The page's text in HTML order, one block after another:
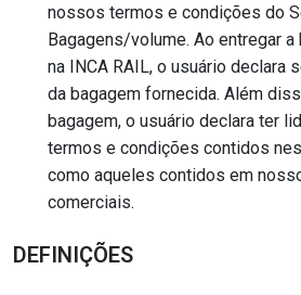
nossos termos e condições do
Bagagens/volume. Ao entregar a
na INCA RAIL, o usuário declara
da bagagem fornecida. Além
bagagem, o usuário declara ter
termos e condições contidos
como aqueles contidos em
comerciais.
DEFINIÇÕES